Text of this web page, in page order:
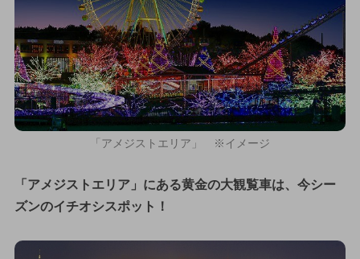
「アメジストエリア」 ※イメージ
「アメジストエリア」にある黄金の大観覧車は、今シー
ズンのイチオシスポット！